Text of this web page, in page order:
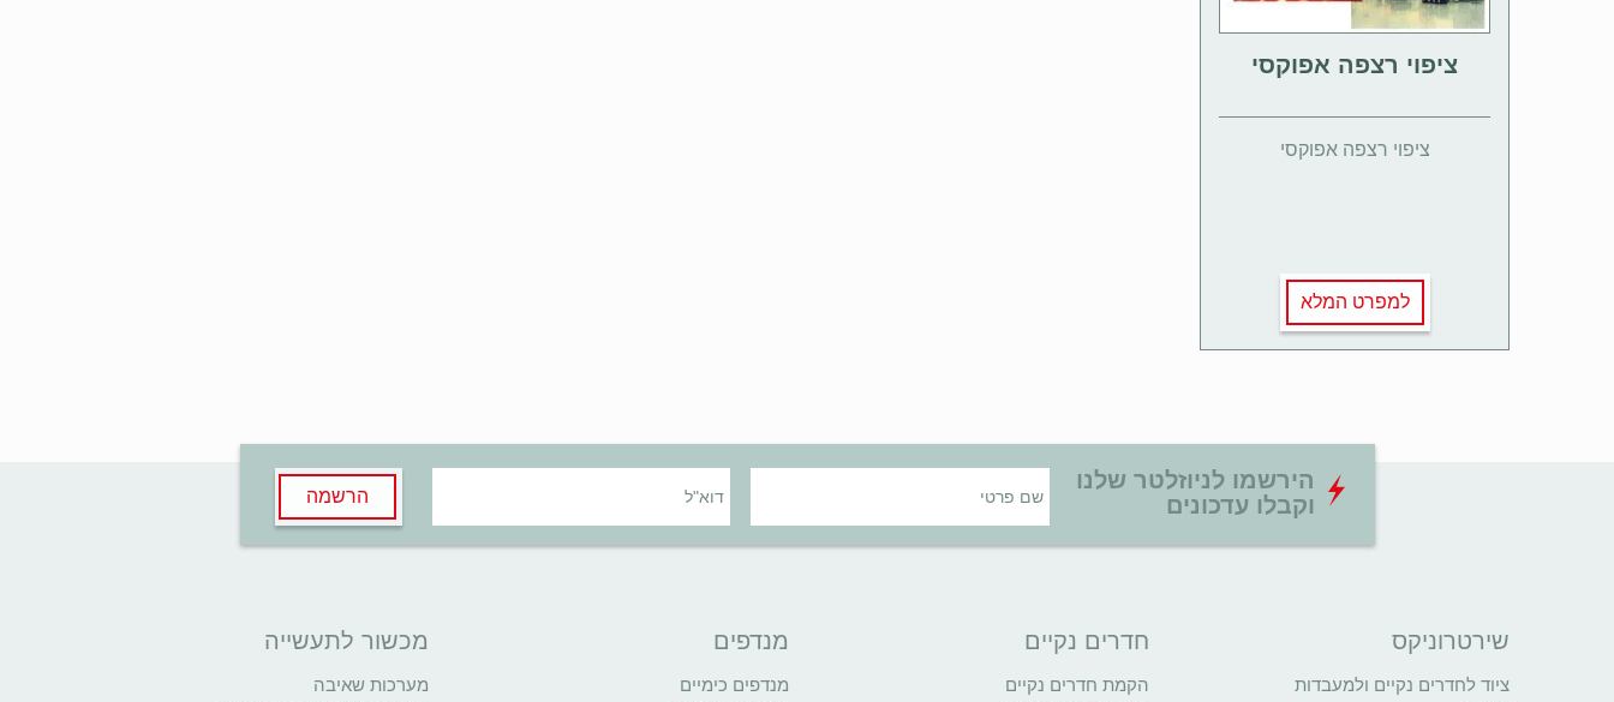
ציפוי רצפה אפוקסי
ציפוי רצפה אפוקסי
למפרט המלא
הירשמו לניוזלטר שלנו
וקבלו עדכונים
הרשמה
שירטרוניקס
ציוד לחדרים נקיים ולמעבדות
חדרים נקיים
הקמת חדרים נקיים
מנדפים
מנדפים כימיים
מכשור לתעשייה
מערכות שאיבה